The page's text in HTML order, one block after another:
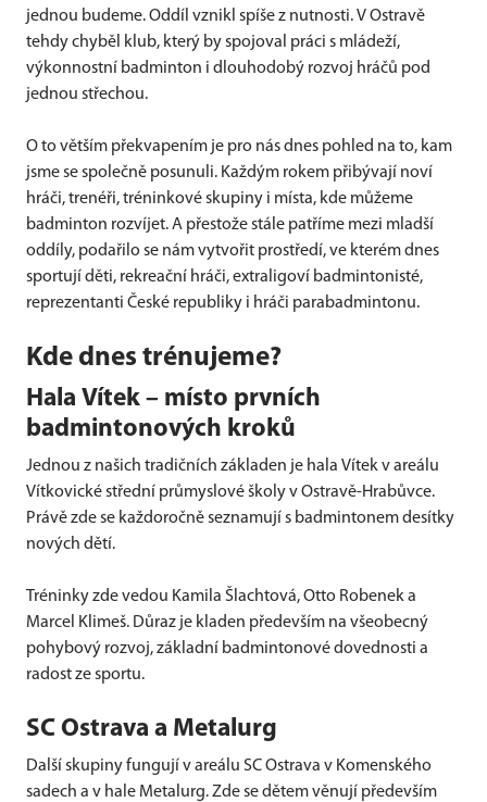
jednou budeme. Oddíl vznikl spíše z nutnosti. V Ostravě
tehdy chyběl klub, který by spojoval práci s mládeží,
výkonnostní badminton i dlouhodobý rozvoj hráčů pod
jednou střechou.
O to větším překvapením je pro nás dnes pohled na to, kam
jsme se společně posunuli. Každým rokem přibývají noví
hráči, trenéři, tréninkové skupiny i místa, kde můžeme
badminton rozvíjet. A přestože stále patříme mezi mladší
oddíly, podařilo se nám vytvořit prostředí, ve kterém dnes
sportují děti, rekreační hráči, extraligoví badmintonisté,
reprezentanti České republiky i hráči parabadmintonu.
Kde dnes trénujeme?
Hala Vítek – místo prvních
badmintonových kroků
Jednou z našich tradičních základen je hala Vítek v areálu
Vítkovické střední průmyslové školy v Ostravě-Hrabůvce.
Právě zde se každoročně seznamují s badmintonem desítky
nových dětí.
Tréninky zde vedou Kamila Šlachtová, Otto Robenek a
Marcel Klimeš. Důraz je kladen především na všeobecný
pohybový rozvoj, základní badmintonové dovednosti a
radost ze sportu.
SC Ostrava a Metalurg
Další skupiny fungují v areálu SC Ostrava v Komenského
sadech a v hale Metalurg. Zde se dětem věnují především